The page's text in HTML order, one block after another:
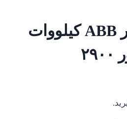
الکتروموتور ABB کیلووات